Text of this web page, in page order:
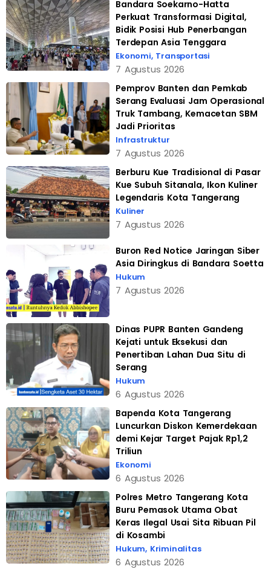
Bandara Soekarno-Hatta
Perkuat Transformasi Digital,
Bidik Posisi Hub Penerbangan
Terdepan Asia Tenggara
Ekonomi, Transportasi
7 Agustus 2026
Pemprov Banten dan Pemkab
Serang Evaluasi Jam Operasional
Truk Tambang, Kemacetan SBM
Jadi Prioritas
Infrastruktur
7 Agustus 2026
Berburu Kue Tradisional di Pasar
Kue Subuh Sitanala, Ikon Kuliner
Legendaris Kota Tangerang
Kuliner
7 Agustus 2026
Buron Red Notice Jaringan Siber
Asia Diringkus di Bandara Soetta
Hukum
7 Agustus 2026
Dinas PUPR Banten Gandeng
Kejati untuk Eksekusi dan
Penertiban Lahan Dua Situ di
Serang
Hukum
6 Agustus 2026
Bapenda Kota Tangerang
Luncurkan Diskon Kemerdekaan
demi Kejar Target Pajak Rp1,2
Triliun
Ekonomi
6 Agustus 2026
Polres Metro Tangerang Kota
Buru Pemasok Utama Obat
Keras Ilegal Usai Sita Ribuan Pil
di Kosambi
Hukum, Kriminalitas
6 Agustus 2026